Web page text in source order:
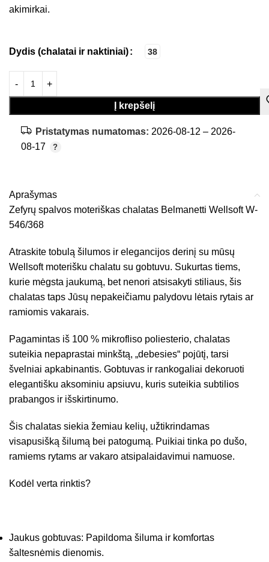
akimirkai.
Dydis (chalatai ir naktiniai) 38
Į krepšelį
Pristatymas numatomas: 2026-08-12 – 2026-
08-17
Aprašymas
Zefyrų spalvos moteriškas chalatas Belmanetti Wellsoft W-
546/368
Atraskite tobulą šilumos ir elegancijos derinį su mūsų
Wellsoft moterišku chalatu su gobtuvu. Sukurtas tiems,
kurie mėgsta jaukumą, bet nenori atsisakyti stiliaus, šis
chalatas taps Jūsų nepakeičiamu palydovu lėtais rytais ar
ramiomis vakarais.
Pagamintas iš 100 % mikrofliso poliesterio, chalatas
suteikia nepaprastai minkštą, „debesies“ pojūtį, tarsi
švelniai apkabinantis. Gobtuvas ir rankogaliai dekoruoti
elegantišku aksominiu apsiuvu, kuris suteikia subtilios
prabangos ir išskirtinumo.
Šis chalatas siekia žemiau kelių, užtikrindamas
visapusišką šilumą bei patogumą. Puikiai tinka po dušo,
ramiems rytams ar vakaro atsipalaidavimui namuose.
Kodėl verta rinktis?
Jaukus gobtuvas: Papildoma šiluma ir komfortas
šaltesnėmis dienomis.